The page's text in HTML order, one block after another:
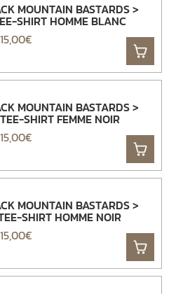
MOUNTAIN BASTARDS >
SHIRT HOMME BLANC
15,00€
MOUNTAIN BASTARDS >
TEE-SHIRT FEMME NOIR
15,00€
MOUNTAIN BASTARDS >
SHIRT HOMME NOIR
15,00€